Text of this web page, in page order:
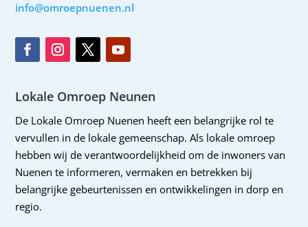
info@omroepnuenen.nl
Lokale Omroep Neunen
De Lokale Omroep Nuenen heeft een belangrijke rol te
vervullen in de lokale gemeenschap. Als lokale omroep
hebben wij de verantwoordelijkheid om de inwoners van
Nuenen te informeren, vermaken en betrekken bij
belangrijke gebeurtenissen en ontwikkelingen in dorp en
regio.